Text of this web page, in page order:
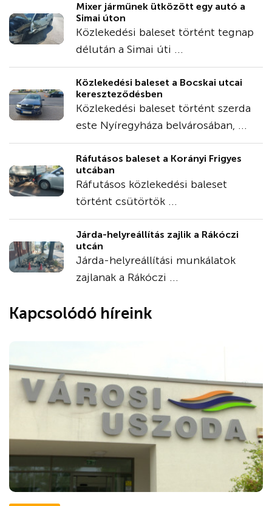
Mixer járműnek ütközött egy autó a
Simai úton
Közlekedési baleset történt tegnap
délután a Simai úti ...
Közlekedési baleset a Bocskai utcai
kereszteződésben
Közlekedési baleset történt szerda
este Nyíregyháza belvárosában, ...
Ráfutásos baleset a Korányi Frigyes
utcában
Ráfutásos közlekedési baleset
történt csütörtök ...
Járda-helyreállítás zajlik a Rákóczi
utcán
Járda-helyreállítási munkálatok
zajlanak a Rákóczi ...
Kapcsolódó híreink